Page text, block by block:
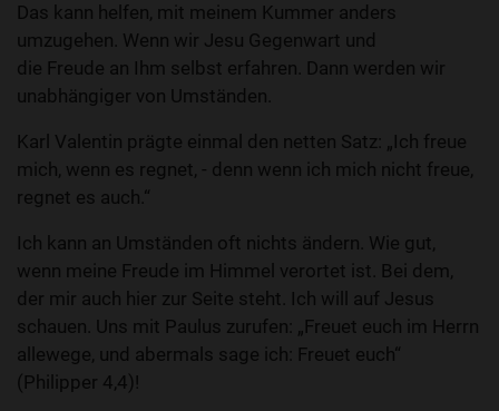
Das kann helfen, mit meinem Kummer anders
umzugehen. Wenn wir Jesu Gegenwart und
die Freude an Ihm selbst erfahren. Dann werden wir
unabhängiger von Umständen.
Karl Valentin prägte einmal den netten Satz: „Ich freue
mich, wenn es regnet, - denn wenn ich mich nicht freue,
regnet es auch.“
Ich kann an Umständen oft nichts ändern. Wie gut,
wenn meine Freude im Himmel verortet ist. Bei dem,
der mir auch hier zur Seite steht. Ich will auf Jesus
schauen. Uns mit Paulus zurufen: „Freuet euch im Herrn
allewege, und abermals sage ich: Freuet euch“
(Philipper 4,4)!